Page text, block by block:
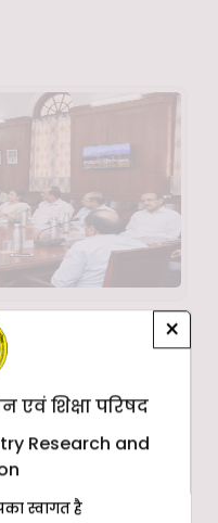
×
एवं शिक्षा परिषद
Research and
स्वागत है